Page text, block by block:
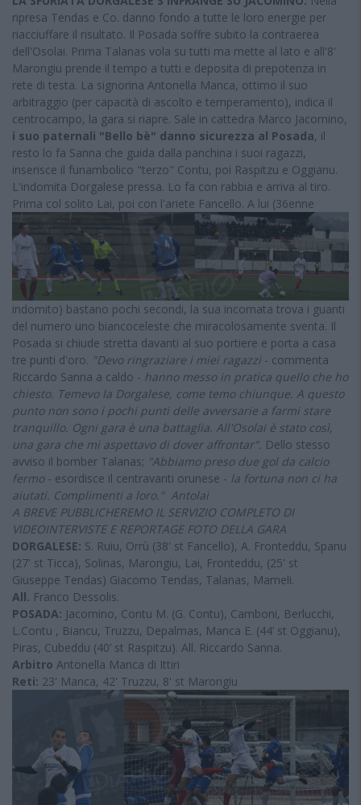
ripresa Tendas e Co. danno fondo a tutte le loro energie per
riacciuffare il risultato. Il Posada soffre subito la contraerea
dell'Osolai. Prima Talanas vola su tutti ma mette al lato e all'8'
Marongiu prende il tempo a tutti e deposita di prepotenza in
rete di testa. La signorina Antonella Manca, ottimo il suo
arbitraggio (per capacità di ascolto e temperamento), indica il
centrocampo, la gara si riapre. Sale in cattedra Marco Jacomino,
i suo paternali "Bello bè" danno sicurezza al Posada, il
resto lo fa Sanna che guida dalla panchina i suoi ragazzi,
inserisce il funambolico "terzo" Contu, poi Raspitzu e Oggianu.
L'indomita Dorgalese pressa. Lo fa con rabbia e arriva al tiro.
Prima col solito Lai, poi con l'ariete Fancello. A lui (36enne
indomito) bastano pochi secondi, la sua incornata trova i guanti
del numero uno biancoceleste che miracolosamente sventa. Il
Posada si chiude stretta davanti al suo portiere e porta a casa
tre punti d'oro. "Devo ringraziare i miei ragazzi - commenta
Riccardo Sanna a caldo - hanno messo in pratica quello che ho
chiesto. Temevo la Dorgalese, come temo chiunque. A questo
punto non sono i pochi punti delle avversarie a farmi stare
tranquillo. Ogni gara è una battaglia. All'Osolai è stato così,
una gara che mi aspettavo di dover affrontar". Dello stesso
avviso il bomber Talanas; "Abbiamo preso due gol da calcio
fermo- esordisce il centravanti orunese - la fortuna non ci ha
aiutati. Complimenti a loro." Antolai
A BREVE PUBBLICHEREMO IL SERVIZIO COMPLETO DI
VIDEOINTERVISTE E REPORTAGE FOTO DELLA GARA
DORGALESE: S. Ruiu, Orrù (38' st Fancello), A. Fronteddu, Spanu
(27' st Ticca), Solinas, Marongiu, Lai, Fronteddu, (25' st
Giuseppe Tendas) Giacomo Tendas, Talanas, Mameli.
All. Franco Dessolis.
POSADA: Jacomino, Contu M. (G. Contu), Camboni, Berlucchi,
L.Contu , Biancu, Truzzu, Depalmas, Manca E. (44’ st Oggianu),
Piras, Cubeddu (40’ st Raspitzu). All. Riccardo Sanna.
Arbitro Antonella Manca di Ittiri
Reti: 23' Manca, 42' Truzzu, 8' st Marongiu